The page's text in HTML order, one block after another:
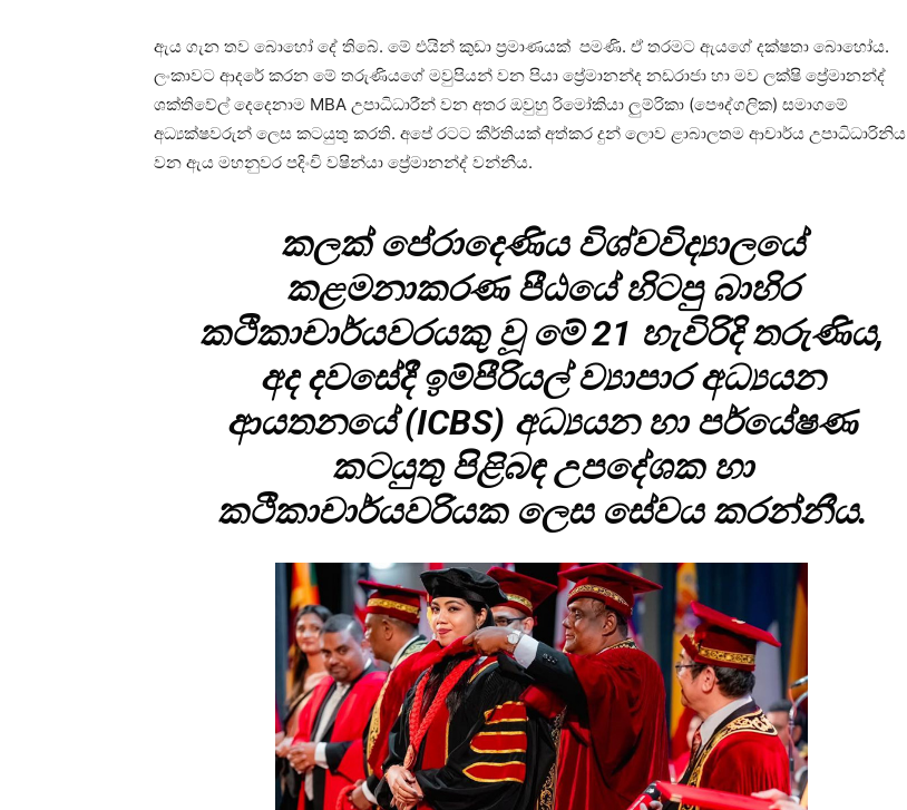
ඇය ගැන තව බොහෝ දේ තිබේ. මේ එයින් කුඩා ප්‍රමාණයක් පමණි. ඒ තරමට ඇයගේ දක්ෂතා බොහෝය.
ලංකාවට ආදරේ කරන මේ තරුණියගේ මවුපියන් වන පියා ප්‍රේමානන්ද නඩරාජා හා මව ලක්ෂි ප්‍රේමානන්ද්
ශක්තිවේල් දෙදෙනාම MBA උපාධිධාරීන් වන අතර ඔවුහු රිමෝකියා ලුම්රිකා (පෞද්ගලික) සමාගමේ
අධ්‍යක්ෂවරුන් ලෙස කටයුතු කරති. අපේ රටට කීර්තියක් අත්කර දුන් ලොව ළාබාලතම ආචාර්ය උපාධිධාරිනිය
වන ඇය මහනුවර පදිංචි වෂින්යා ප්‍රේමානන්ද් වන්නීය.
කලක් පේරාදෙණිය විශ්වවිද්‍යාලයේ
කළමනාකරණ පීඨයේ හිටපු බාහිර
කථිකාචාර්යවරයකු වූ මේ 21 හැවිරිදි තරුණිය,
අද දවසේදී ඉම්පීරියල් ව්‍යාපාර අධ්‍යයන
ආයතනයේ (ICBS) අධ්‍යයන හා පර්යේෂණ
කටයුතු පිළිබඳ උපදේශක හා
කථිකාචාර්යවරියක ලෙස සේවය කරන්නීය.